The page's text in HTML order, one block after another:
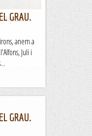
GRAU.
anem a
Juli i
GRAU.